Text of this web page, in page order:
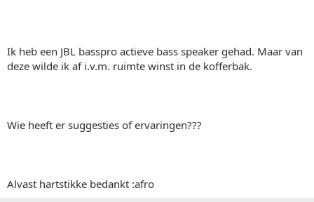
Ik heb een JBL basspro actieve bass speaker gehad. Maar van
deze wilde ik af i.v.m. ruimte winst in de kofferbak.
Wie heeft er suggesties of ervaringen???
Alvast hartstikke bedankt :afro